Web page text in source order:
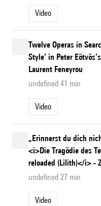
Video
Twelve Operas in
Style’ in Peter
Laurent Feneyrou
undefined 41 min
Video
„Erinnerst du dich
<i>Die Tragödie des
reloaded (Lilith)</i> -
undefined 27 min
Video